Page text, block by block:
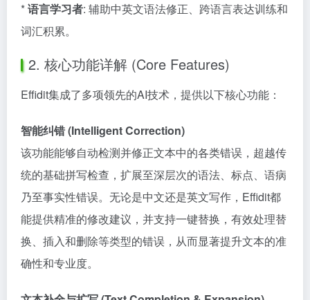
*语言学习者: 辅助中英文语法修正、跨语言表达训练和
词汇积累。
2. 核心功能详解 (Core Features)
Effidit集成了多项领先的AI技术，提供以下核心功能：
智能纠错 (Intelligent Correction)
该功能能够自动检测并修正文本中的各类错误，超越传
统的基础拼写检查，扩展至深层次的语法、标点、语病
乃至事实性错误。无论是中文还是英文写作，Effidit都
能提供精准的修改建议，并支持一键替换，有效处理替
换、插入和删除等类型的错误，从而显著提升文本的准
确性和专业度。